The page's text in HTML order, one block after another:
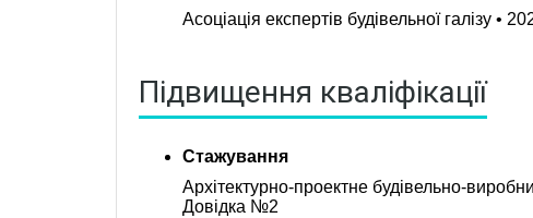
Асоціація експертів будівельної галізу •
Підвищення кваліфікації
Стажування
Архітектурно-проектне будівельно-
Довідка №2